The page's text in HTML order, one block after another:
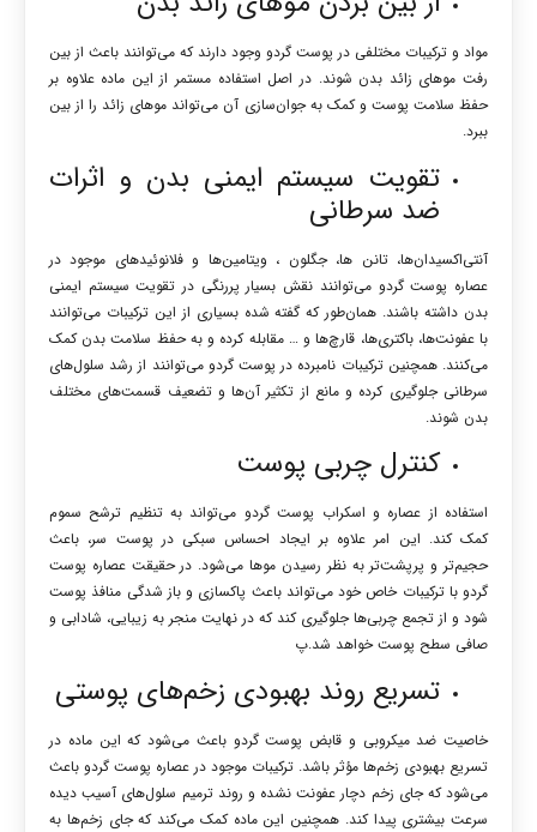
مواد و ترکیبات مختلفی در پوست گردو وجود دارند که می‌توانند باعث از بین
رفت موهای زائد بدن شوند. در اصل استفاده مستمر از این ماده علاوه بر
حفظ سلامت پوست و کمک به جوان‌سازی آن می‌تواند موهای زائد را از بین
ببرد.
تقویت سیستم ایمنی بدن و اثرات
ضد سرطانی
آنتی‌اکسیدان‌ها، تانن ها، جگلون ، ویتامین‌ها و فلانوئیدهای موجود در
عصاره پوست گردو می‌توانند نقش بسیار پررنگی در تقویت سیستم ایمنی
بدن داشته باشند. همان‌طور که گفته شده بسیاری از این ترکیبات می‌توانند
با عفونت‌ها، باکتری‌ها، قارچ‌ها و … مقابله کرده و به حفظ سلامت بدن کمک
می‌کنند. همچنین ترکیبات نامبرده در پوست گردو می‌توانند از رشد سلول‌های
سرطانی جلوگیری کرده و مانع از تکثیر آن‌ها و تضعیف قسمت‌های مختلف
بدن شوند.
کنترل چربی پوست
استفاده از عصاره و اسکراب پوست گردو می‌تواند به تنظیم ترشح سموم
کمک کند. این امر علاوه بر ایجاد احساس سبکی در پوست سر، باعث
حجیم‌تر و پرپشت‌تر به نظر رسیدن موها می‌شود. در حقیقت عصاره پوست
گردو با ترکیبات خاص خود می‌تواند باعث پاکسازی و باز شدگی منافذ پوست
شود و از تجمع چربی‌ها جلوگیری کند که در نهایت منجر به زیبایی، شادابی و
صافی سطح پوست خواهد شد.پ
تسریع روند بهبودی زخم‌های پوستی
خاصیت ضد میکروبی و قابض پوست گردو باعث می‌شود که این ماده در
تسریع بهبودی زخم‌ها مؤثر باشد. ترکیبات موجود در عصاره پوست گردو باعث
می‌شود که جای زخم دچار عفونت نشده و روند ترمیم سلول‌های آسیب دیده
سرعت بیشتری پیدا کند. همچنین این ماده کمک می‌کند که جای زخم‌ها به